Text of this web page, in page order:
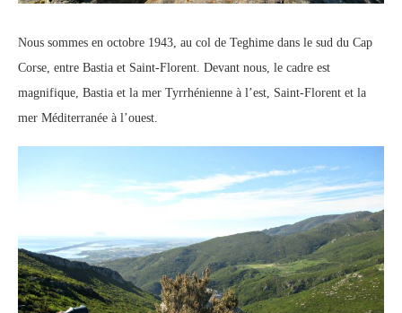
Nous sommes en octobre 1943, au col de Teghime dans le sud du Cap
Corse, entre Bastia et Saint-Florent. Devant nous, le cadre est
magnifique, Bastia et la mer Tyrrhénienne à l’est, Saint-Florent et la
mer Méditerranée à l’ouest.